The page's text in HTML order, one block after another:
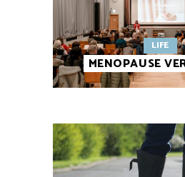
LIFE
MENOPAUSE